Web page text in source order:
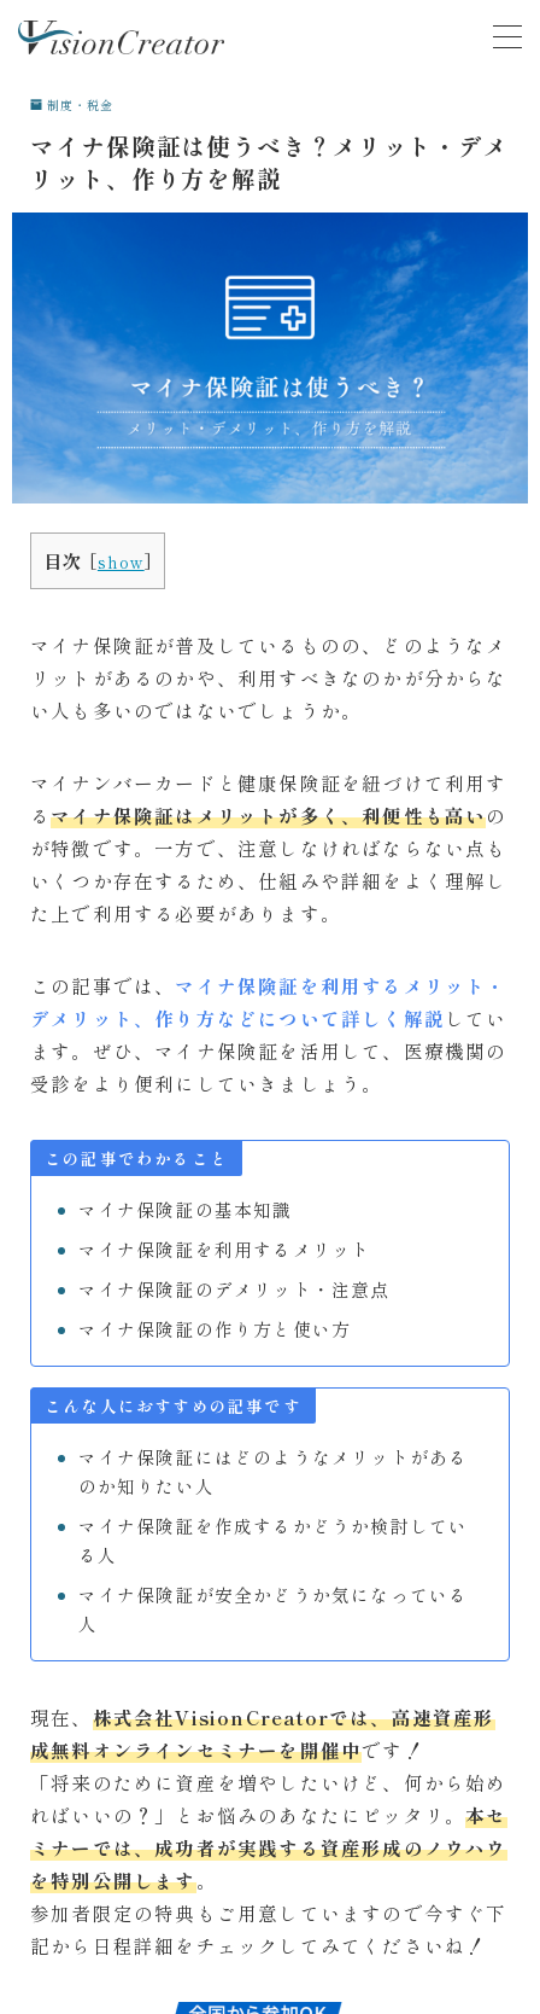
COMPANY 会社について
SERVICE
VOICE お客様の声
マネースクール卒業生の声
就活支援スクール卒業生の声
CONTACT お問い合わせ
制度・税金
マイナ保険証は使うべき？メリット・デメ
リット、作り方を解説
目次 [show]
マイナ保険証が普及しているものの、どのようなメ
リットがあるのかや、利用すべきなのかが分からな
い人も多いのではないでしょうか。
マイナンバーカードと健康保険証を紐づけて利用す
るマイナ保険証はメリットが多く、利便性も高いの
が特徴です。一方で、注意しなければならない点も
いくつか存在するため、仕組みや詳細をよく理解し
た上で利用する必要があります。
この記事では、 マイナ保険証を利用するメリット・
デメリット、作り方などについて詳しく解説 してい
ます。ぜひ、マイナ保険証を活用して、医療機関の
受診をより便利にしていきましょう。
この記事でわかること
マイナ保険証の基本知識
マイナ保険証を利用するメリット
マイナ保険証のデメリット・注意点
マイナ保険証の作り方と使い方
こんな人におすすめの記事です
マイナ保険証にはどのようなメリットがある
のか知りたい人
マイナ保険証を作成するかどうか検討してい
る人
マイナ保険証が安全かどうか気になっている
人
現在、 株式会社VisionCreatorでは、高速資産形
成無料オンラインセミナーを開催中です！
「将来のために資産を増やしたいけど、何から始め
ればいいの？」とお悩みのあなたにピッタリ。本セ
ミナーでは、成功者が実践する資産形成のノウハウ
を特別公開します。
参加者限定の特典もご用意していますので今すぐ下
記から日程詳細をチェックしてみてくださいね！